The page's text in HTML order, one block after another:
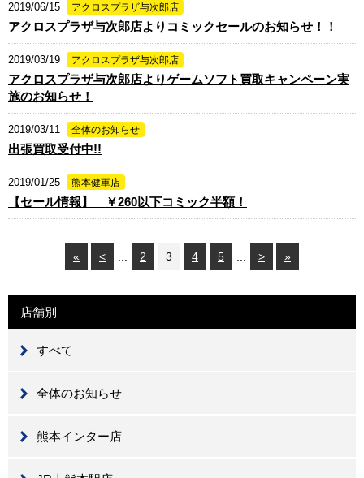
2019/06/15 アクロスプラザ与次郎店
アクロスプラザ与次郎店よりコミックセールのお知らせ！！
2019/03/19 アクロスプラザ与次郎店
アクロスプラザ与次郎店よりゲームソフト買取キャンペーン実
施のお知らせ！
2019/03/11 全体のお知らせ
出張買取受付中!!
2019/01/25 熊本健軍店
【セール情報】 ￥260以下コミック半額！
« < ... 2 3 4 5 ... > »
店舗別
すべて
全体のお知らせ
熊本インター店